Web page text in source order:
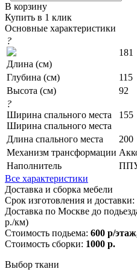
В корзину
Купить в 1 клик
Основные характеристики
?
Длина (см)
181
Глубина (см)
115
Высота (см)
92
?
Ширина спального места
Ширина спального места
155
Длина спального места
200
Механизм трансформации
Наполнитель
Все характеристики
Доставка и сборка мебели
Срок изготовления и доставки:
Доставка по Москве до
р./км)
Стоимость подьема: 600 р/
Стоимость сборки: 1000 р.
Выбор ткани